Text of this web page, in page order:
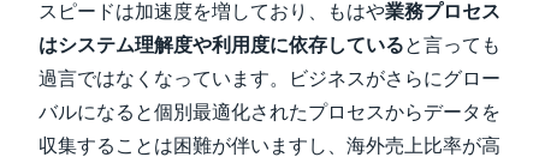
スピードは加速度を増しており、もはや業務プロセス
はシステム理解度や利用度に依存していると言っても
過言ではなくなっています。ビジネスがさらにグロー
バルになると個別最適化されたプロセスからデータを
収集することは困難が伴いますし、海外売上比率が高